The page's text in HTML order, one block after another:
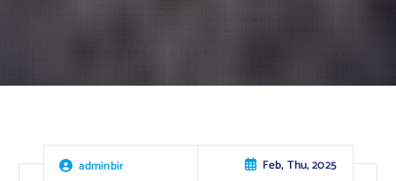
adminbir Feb, Thu, 2025